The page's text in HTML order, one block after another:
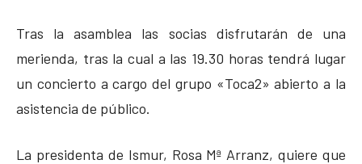
Tras la asamblea las socias disfrutarán de una
merienda, tras la cual a las 19.30 horas tendrá lugar
un concierto a cargo del grupo «Toca2» abierto a la
asistencia de público.
La presidenta de Ismur, Rosa Mª Arranz, quiere que